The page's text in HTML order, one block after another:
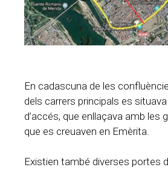
En cadascuna de les
dels carrers principals es
d’accés, que enllaçava amb les
que es creuaven en Emèrita.
Existien també diverses portes